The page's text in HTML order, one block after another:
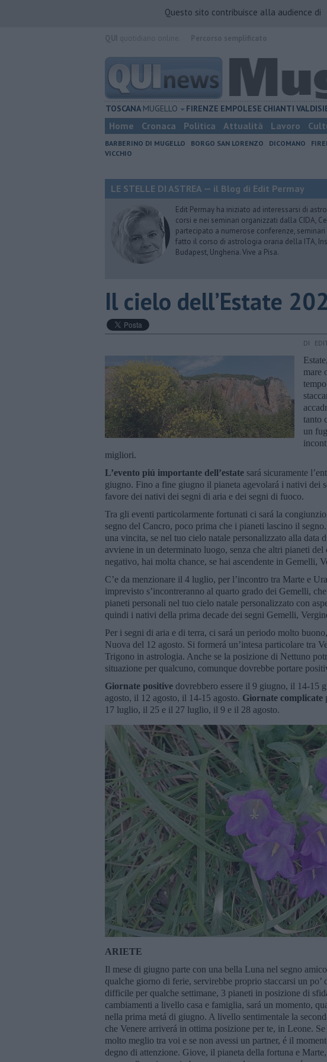
Questo sito contribuisce alla audience di
TOSCANA MUGELLO FIRENZE EMPOLESE CHIANTI
Home Cronaca Politica Attualità Lavoro
BARBERINO DI MUGELLO BORGO SAN LORENZO DICOMANO
VICCHIO
LE STELLE DI ASTREA — il Blog di Edit Permay
Edit Permay ha iniziato ad interessarsi di
corsi e nei seminari organizzati dalla CIDA,
partecipato a numerose conferenze,
fatto il corso di astrologia oraria della ITA,
Budapest, Ungheria. Vive a Pisa.
​Il cielo dell’Estate
DI
mare
tanto
un
migliori.
L’evento piú importante dell’estate sará sicuramente
giugno. Fino a fine giugno il pianeta agevolará i nativi dei
favore dei nativi dei segni di aria e dei segni di fuoco.
Tra gli eventi particolarmente fortunati ci sará la
segno del Cancro, poco prima che i pianeti lascino il
una vincita, se nel tuo cielo natale personalizzato alla data
avviene in un determinato luogo, senza che altri pianeti
negativo, hai molta chance, se hai ascendente in Gemelli,
C’e da menzionare il 4 luglio, per l’incontro tra Marte e
imprevisto s’incontreranno al quarto grado dei Gemelli,
pianeti personali nel tuo cielo natale personalizzato con
quindi i nativi della prima decade dei segni Gemelli,
Per i segni di aria e di terra, ci sará un periodo molto
Nuova del 12 agosto. Si formerá un’intesa particolare tra
Trigono in astrologia. Anche se la posizione di Nettuno
situazione per qualcuno, comunque dovrebbe portare
Giornate positive dovrebbero essere il 9 giugno, il 14-
agosto, il 12 agosto, il 14-15 agosto. Giornate complicate
17 luglio, il 25 e il 27 luglio, il 9 e il 28 agosto.
ARIETE
Il mese di giugno parte con una bella Luna nel segno
qualche giorno di ferie, servirebbe proprio staccarsi un
difficile per qualche settimane, 3 pianeti in posizione di
cambiamenti a livello casa e famiglia, sará un momento,
nella prima metá di giugno. A livello sentimentale la
che Venere arriverá in ottima posizione per te, in Leone.
molto meglio tra voi e se non avessi un partner, é il
degno di attenzione. Giove, il pianeta della fortuna e